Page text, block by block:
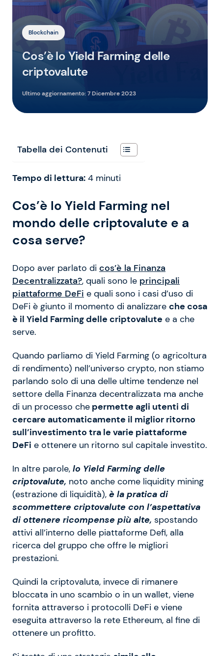
Blockchain
Cos’è lo Yield Farming delle
criptovalute
Ultimo aggiornamento:7 Dicembre 2023
Tabella dei Contenuti
Tempo di lettura: 4 minuti
Cos’è lo Yield Farming nel
mondo delle criptovalute e a
cosa serve?
Dopo aver parlato di cos’è la Finanza
Decentralizzata?, quali sono le principali
piattaforme DeFi e quali sono i casi d’uso di
DeFi è giunto il momento di analizzare che cosa
è il Yield Farming delle criptovalute e a che
serve.
Quando parliamo di Yield Farming (o agricoltura
di rendimento) nell’universo crypto, non stiamo
parlando solo di una delle ultime tendenze nel
settore della Finanza decentralizzata ma anche
di un processo che permette agli utenti di
cercare automaticamente il miglior ritorno
sull’investimento tra le varie piattaforme
DeFi e ottenere un ritorno sul capitale investito.
In altre parole, lo Yield Farming delle
criptovalute, noto anche come liquidity mining
(estrazione di liquidità), è la pratica di
scommettere criptovalute con l’aspettativa
di ottenere ricompense più alte, spostando
attivi all’interno delle piattaforme Defi, alla
ricerca del gruppo che offre le migliori
prestazioni.
Quindi la criptovaluta, invece di rimanere
bloccata in uno scambio o in un wallet, viene
fornita attraverso i protocolli DeFi e viene
eseguita attraverso la rete Ethereum, al fine di
ottenere un profitto.